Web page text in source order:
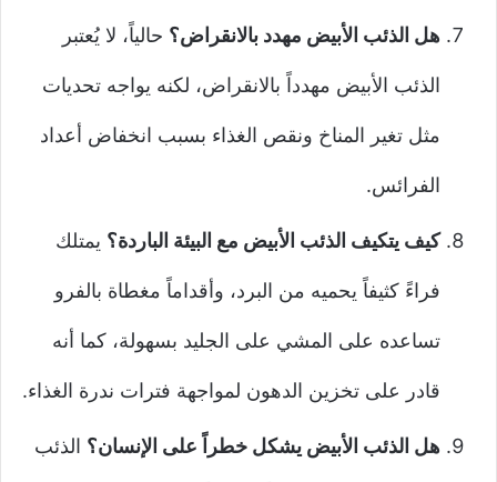
هل الذئب الأبيض مهدد بالانقراض؟ حالياً، لا يُعتبر
الذئب الأبيض مهدداً بالانقراض، لكنه يواجه تحديات
مثل تغير المناخ ونقص الغذاء بسبب انخفاض أعداد
الفرائس.
كيف يتكيف الذئب الأبيض مع البيئة الباردة؟ يمتلك
فراءً كثيفاً يحميه من البرد، وأقداماً مغطاة بالفرو
تساعده على المشي على الجليد بسهولة، كما أنه
قادر على تخزين الدهون لمواجهة فترات ندرة الغذاء.
هل الذئب الأبيض يشكل خطراً على الإنسان؟ الذئب